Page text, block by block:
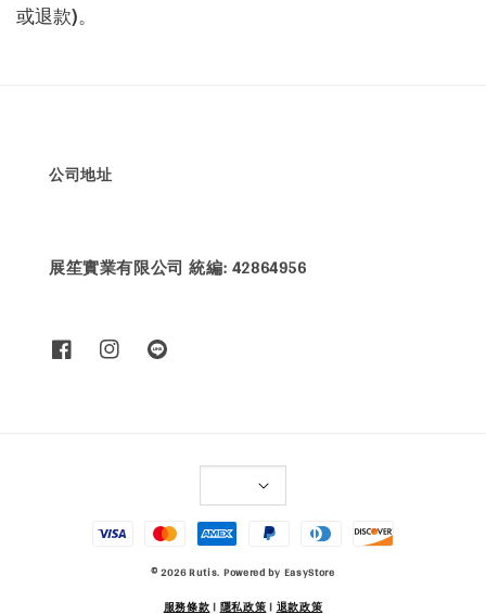
或退款)。
公司地址
展笙實業有限公司 統編: 42864956
© 2026 Rutis. Powered by EasyStore
服務條款| 隱私政策| 退款政策